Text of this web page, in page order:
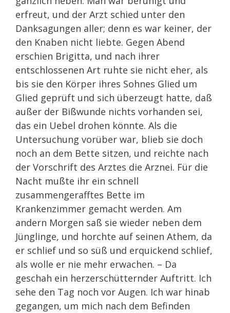
erfreut, und der Arzt schied unter den
Danksagungen aller; denn es war keiner, der
den Knaben nicht liebte. Gegen Abend
erschien Brigitta, und nach ihrer
entschlossenen Art ruhte sie nicht eher, als
bis sie den Körper ihres Sohnes Glied um
Glied geprüft und sich überzeugt hatte, daß
außer der Bißwunde nichts vorhanden sei,
das ein Uebel drohen könnte. Als die
Untersuchung vorüber war, blieb sie doch
noch an dem Bette sitzen, und reichte nach
der Vorschrift des Arztes die Arznei. Für die
Nacht mußte ihr ein schnell
zusammengerafftes Bette im
Krankenzimmer gemacht werden. Am
andern Morgen saß sie wieder neben dem
Jünglinge, und horchte auf seinen Athem, da
er schlief und so süß und erquickend schlief,
als wolle er nie mehr erwachen. – Da
geschah ein herzerschütternder Auftritt. Ich
sehe den Tag noch vor Augen. Ich war hinab
gegangen, um mich nach dem Befinden